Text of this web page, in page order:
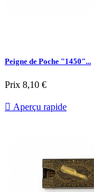
Peigne de Poche "1450"...
Prix 8,10 €
 Aperçu rapide